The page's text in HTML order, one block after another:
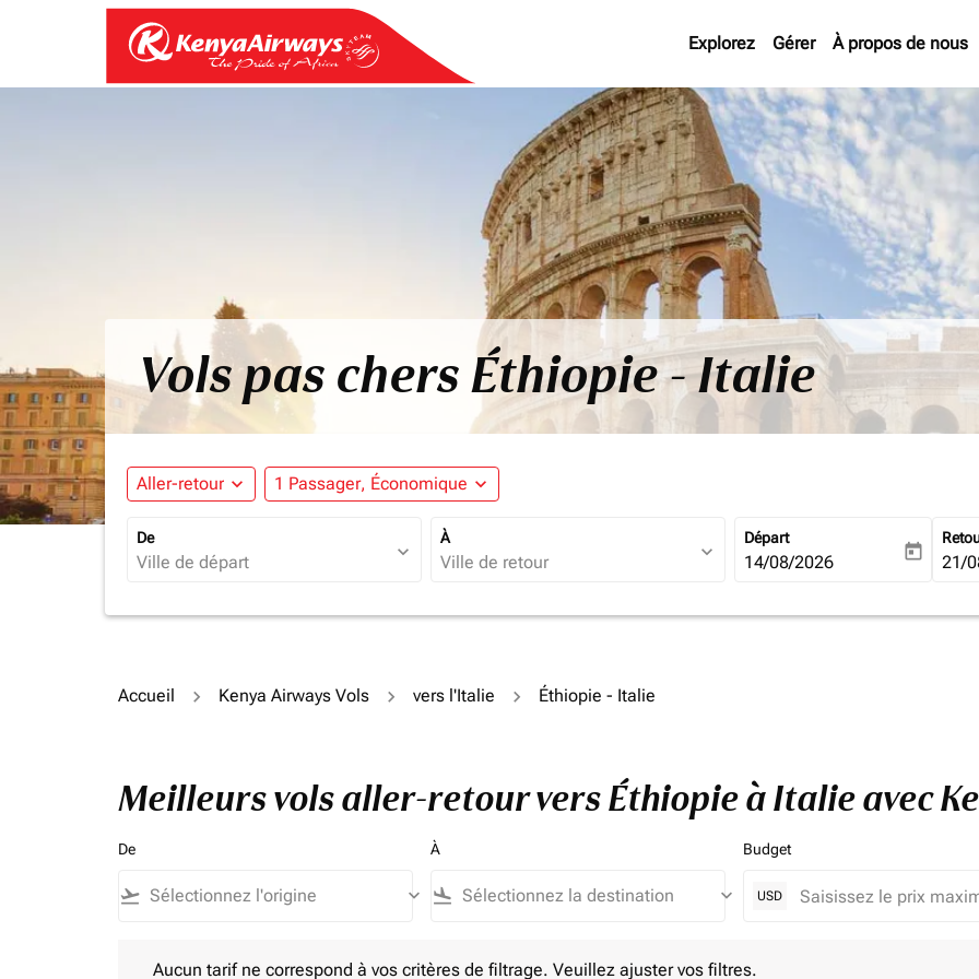
Explorez Gérer À propos de nous
Vols pas chers Éthiopie - Italie
Aller-retour expand_more 1 Passager, Économique expand_more
De
expand_more
À
expand_more
Départ
fc-booking-departure-date-
14/08/2026 today fc-
21/
Accueil Kenya Airways Vols vers l'Italie Éthiopie - Italie
Meilleurs vols aller-retour vers Éthiopie à Italie avec
De
flight_takeoff keyboard_arrow_down
À
flight_land keyboard_arrow_down
Budget
USD
Aucun tarif ne correspond à vos critères de filtrage. Veuillez ajuster vos filtres.